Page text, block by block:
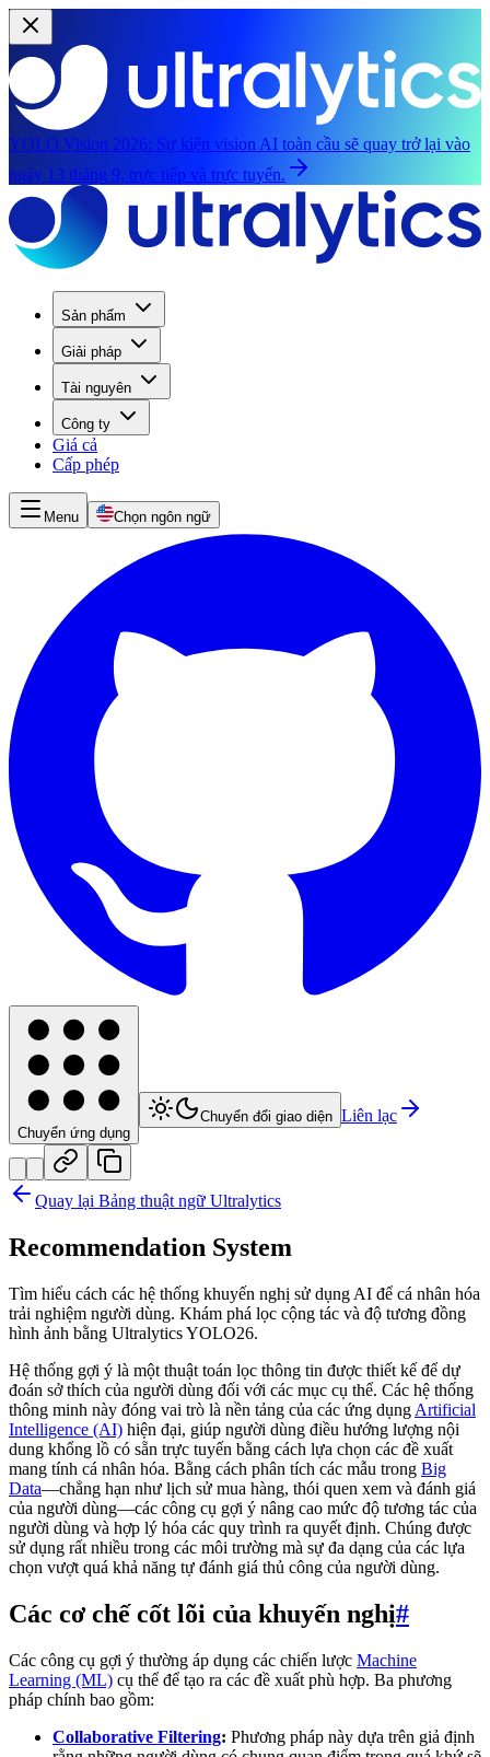
YOLO Vision 2026: Sự kiện vision AI toàn cầu sẽ quay trở lại vào
ngày 13 tháng 9, trực tiếp và trực tuyến.
Sản phẩm
Giải pháp
Tài nguyên
Công ty
Giá cả
Cấp phép
Menu Chọn ngôn ngữ
Chuyển ứng dụng
Chuyển đổi giao diện Liên lạc
Quay lại Bảng thuật ngữ Ultralytics
Recommendation System
Tìm hiểu cách các hệ thống khuyến nghị sử dụng AI để cá nhân hóa
trải nghiệm người dùng. Khám phá lọc cộng tác và độ tương đồng
hình ảnh bằng Ultralytics YOLO26.
Hệ thống gợi ý là một thuật toán lọc thông tin được thiết kế để dự
đoán sở thích của người dùng đối với các mục cụ thể. Các hệ thống
thông minh này đóng vai trò là nền tảng của các ứng dụng Artificial
Intelligence (AI) hiện đại, giúp người dùng điều hướng lượng nội
dung khổng lồ có sẵn trực tuyến bằng cách lựa chọn các đề xuất
mang tính cá nhân hóa. Bằng cách phân tích các mẫu trong Big
Data—chẳng hạn như lịch sử mua hàng, thói quen xem và đánh giá
của người dùng—các công cụ gợi ý nâng cao mức độ tương tác của
người dùng và hợp lý hóa các quy trình ra quyết định. Chúng được
sử dụng rất nhiều trong các môi trường mà sự đa dạng của các lựa
chọn vượt quá khả năng tự đánh giá thủ công của người dùng.
Các cơ chế cốt lõi của khuyến nghị#
Các công cụ gợi ý thường áp dụng các chiến lược Machine
Learning (ML) cụ thể để tạo ra các đề xuất phù hợp. Ba phương
pháp chính bao gồm:
Collaborative Filtering: Phương pháp này dựa trên giả định